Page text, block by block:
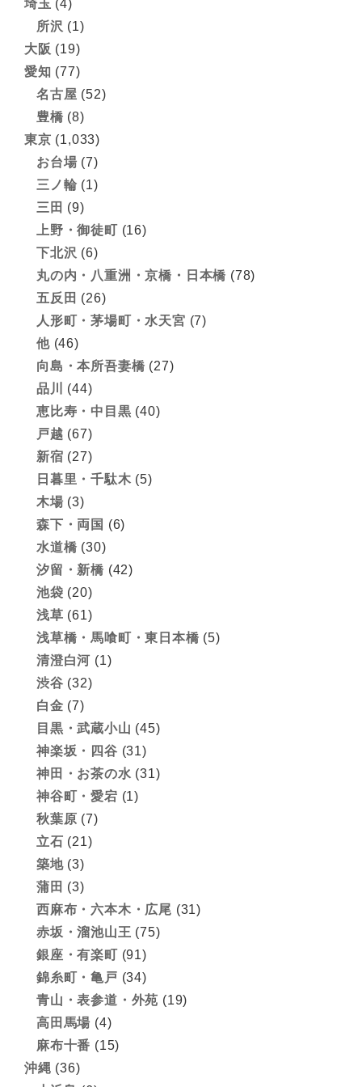
埼玉 (4)
所沢 (1)
大阪 (19)
愛知 (77)
名古屋 (52)
豊橋 (8)
東京 (1,033)
お台場 (7)
三ノ輪 (1)
三田 (9)
上野・御徒町 (16)
下北沢 (6)
丸の内・八重洲・京橋・日本橋 (78)
五反田 (26)
人形町・茅場町・水天宮 (7)
他(46)
向島・本所吾妻橋 (27)
品川
(44)
恵比寿・中目黒 (40)
戸越 (67)
新宿 (27)
日暮里・千駄木 (5)
木場 (3)
森下・両国 (6)
水道橋 (30)
汐留・新橋 (42)
池袋 (20)
浅草 (61)
浅草橋・馬喰町・東日本橋 (5)
清澄白河 (1)
渋谷 (32)
白金 (7)
目黒・武蔵小山 (45)
神楽坂・四谷 (31)
神田・お茶の水 (31)
神谷町・愛宕 (1)
秋葉原 (7)
立石 (21)
築地(3)
蒲田 (3)
西麻布・六本木・広尾 (31)
赤坂・溜池山王 (75)
銀座・有楽町 (91)
錦糸町・亀戸 (34)
青山・表参道・外苑 (19)
高田馬場 (4)
麻布十番 (15)
沖縄 (36)